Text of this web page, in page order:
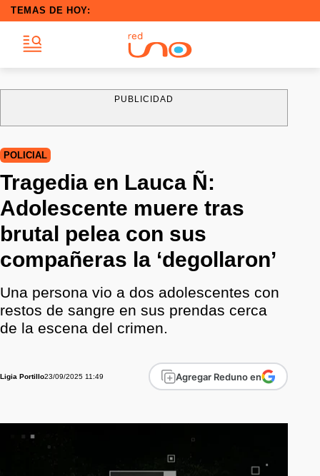
TEMAS DE HOY:
PUBLICIDAD
POLICIAL
Tragedia en Lauca Ñ:
Adolescente muere tras
brutal pelea con sus
compañeras la ‘degollaron’
Una persona vio a dos adolescentes con
restos de sangre en sus prendas cerca
de la escena del crimen.
Ligia Portillo23/09/2025 11:49 Agregar Reduno en